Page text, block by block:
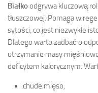
Białkoodgrywa kluczową
tłuszczowej. Pomaga w
sytości, co jest niezwykle
Dlatego warto zadbać o
utrzymanie masy
deficytem kalorycznym.
chude mięso,